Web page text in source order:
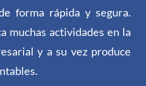
forma rápida y segura.
muchas actividades en la
y a su vez produce